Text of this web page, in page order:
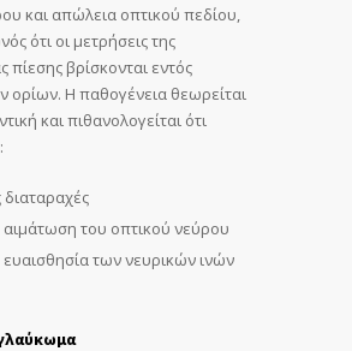
και απώλεια οπτικού πεδίου,
ότι οι μετρήσεις της
πίεσης βρίσκονται εντός
ορίων. Η παθογένεια θεωρείται
και πιθανολογείται ότι
διαταραχές
του οπτικού νεύρου
των νευρικών ινών